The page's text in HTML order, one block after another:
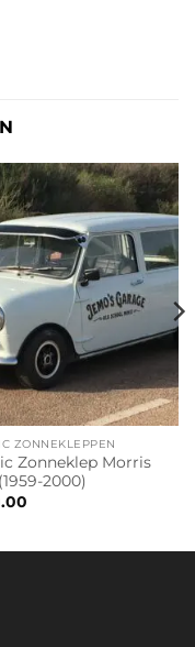
ZONNEKLEPPEN
Zonneklep Morris
2000)